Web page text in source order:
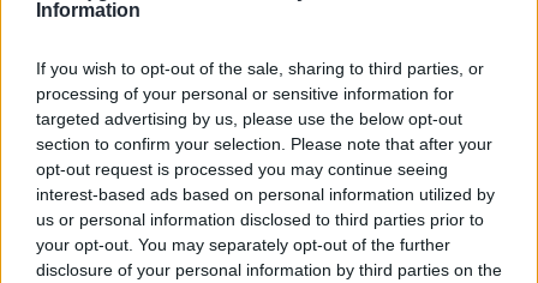
Information
If you wish to opt-out of the sale, sharing to third parties, or
processing of your personal or sensitive information for
targeted advertising by us, please use the below opt-out
section to confirm your selection. Please note that after your
opt-out request is processed you may continue seeing
interest-based ads based on personal information utilized by
us or personal information disclosed to third parties prior to
your opt-out. You may separately opt-out of the further
disclosure of your personal information by third parties on the
“Don’t Look Back in Anger” των Oasis
07.07.26
Το "Don’t Look Back in Anger" καταγράφει την επανένωση
των Oasis και την sold-out περιοδεία “Oasis Live